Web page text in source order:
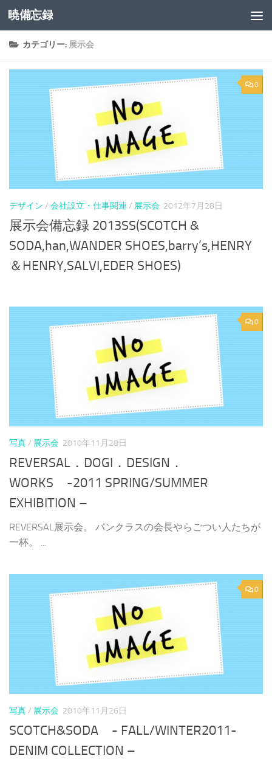
コンテンツへスキップ
暁備忘録
カテゴリー: 展示会
0
デザイン / 会社設立・仕事関連 / 展示会 2012年7月28日
展示会備忘録 2013SS(SCOTCH &
SODA,han,WANDER SHOES,barry’s,HENRY
＆HENRY,SALVI,EDER SHOES)
0
写真/ 展示会 2010年11月28日
REVERSAL．DOGI．DESIGN．
WORKS -2011 SPRING/SUMMER
EXHIBITION –
REVERSAL展示会。 パンクラスの会長やらごつい人たちが
一杯。 ...
0
写真/ 展示会 2010年11月26日
SCOTCH&SODA - FALL/WINTER2011-
DENIM COLLECTION –